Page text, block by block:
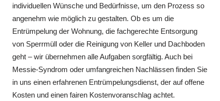
individuellen Wünsche und Bedürfnisse, um den Prozess so
angenehm wie möglich zu gestalten. Ob es um die
Entrümpelung der Wohnung, die fachgerechte Entsorgung
von Sperrmüll oder die Reinigung von Keller und Dachboden
geht – wir übernehmen alle Aufgaben sorgfältig. Auch bei
Messie-Syndrom oder umfangreichen Nachlässen finden Sie
in uns einen erfahrenen Entrümpelungsdienst, der auf offene
Kosten und einen fairen Kostenvoranschlag achtet.